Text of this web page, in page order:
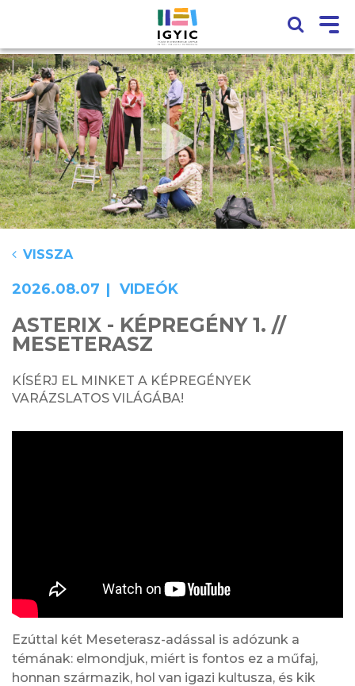
VISSZA
2026.08.07 VIDEÓK
ASTERIX - KÉPREGÉNY 1. //
MESETERASZ
KÍSÉRJ EL MINKET A KÉPREGÉNYEK
VARÁZSLATOS VILÁGÁBA!
Ezúttal két Meseterasz-adással is adózunk a
témának: elmondjuk, miért is fontos ez a műfaj,
honnan származik, hol van igazi kultusza, és kik